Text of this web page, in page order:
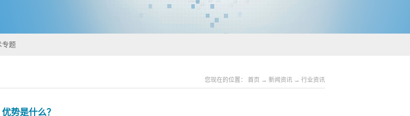
专题
您现在的位置： 首页 → 新闻资讯 → 行业资讯
势是什么？